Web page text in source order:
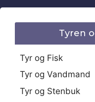
Tyren
Tyr og Fisk
Tyr og Vandmand
Tyr og Stenbuk